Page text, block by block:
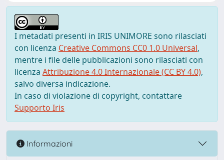
I metadati presenti in IRIS UNIMORE sono rilasciati
con licenza Creative Commons CC0 1.0 Universal,
mentre i file delle pubblicazioni sono rilasciati con
licenza Attribuzione 4.0 Internazionale (CC BY 4.0),
salvo diversa indicazione.
In caso di violazione di copyright, contattare
Supporto Iris
Informazioni